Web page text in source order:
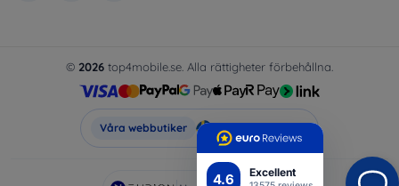
4.6 Excellent
© 2026 top4mobile.se. Alla rättigheter förbehållna.
Våra webbutiker Top4Mobile.se